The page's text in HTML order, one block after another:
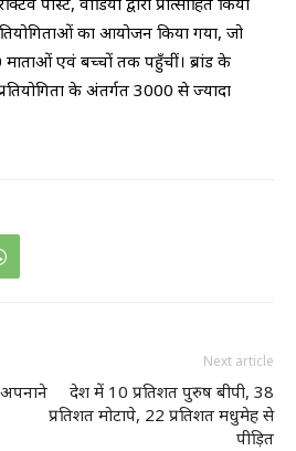
का आयोजन किया गया, जो
एवं बच्चों तक पहुँचीं। ब्रांड के
के अंतर्गत 3000 से ज्यादा
Next article
देश में 10 प्रतिशत पुरुष बीपी, 38
प्रतिशत मोटापे, 22 प्रतिशत मधुमेह से
पीड़ित